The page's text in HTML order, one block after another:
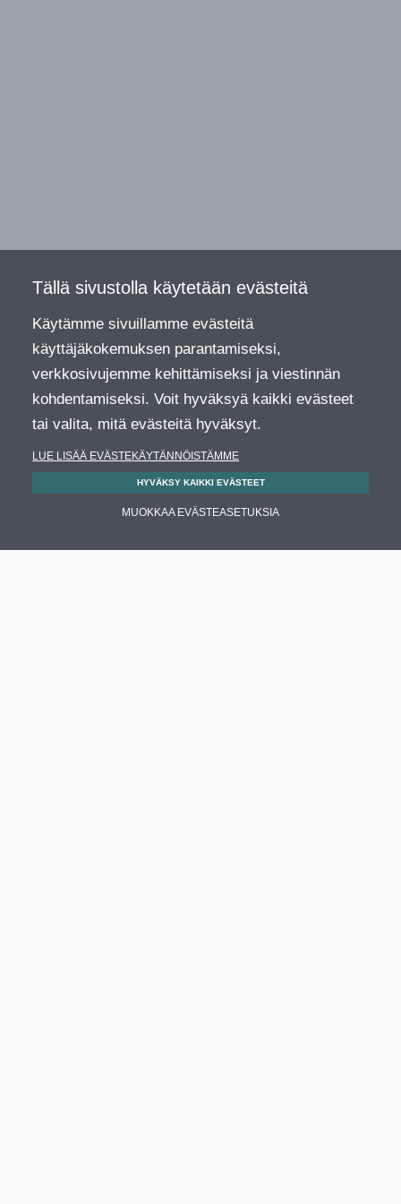
Tällä sivustolla käytetään evästeitä
Käytämme sivuillamme evästeitä
käyttäjäkokemuksen parantamiseksi,
verkkosivujemme kehittämiseksi ja viestinnän
kohdentamiseksi. Voit hyväksyä kaikki evästeet
tai valita, mitä evästeitä hyväksyt.
LUE LISÄÄ EVÄSTEKÄYTÄNNÖISTÄMME
HYVÄKSY KAIKKI EVÄSTEET
MUOKKAA EVÄSTEASETUKSIA